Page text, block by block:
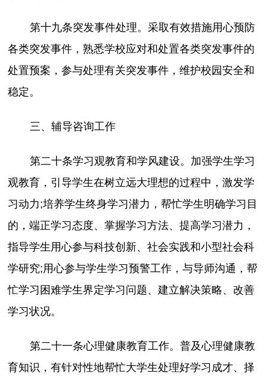
第十九条突发事件处理。采取有效措施用心预防
各类突发事件，熟悉学校应对和处置各类突发事件的
处置预案，参与处理有关突发事件，维护校园安全和
稳定。
三、辅导咨询工作
第二十条学习观教育和学风建设。加强学生学习
观教育，引导学生在树立远大理想的过程中，激发学
习动力;培养学生终身学习潜力，帮忙学生明确学习目
的，端正学习态度、掌握学习方法、提高学习潜力，
指导学生用心参与科技创新、社会实践和小型社会科
学研究;用心参与学生学习预警工作，与导师沟通，帮
忙学习困难学生界定学习问题、建立解决策略、改善
学习状况。
第二十一条心理健康教育工作。普及心理健康教
育知识，有针对性地帮忙大学生处理好学习成才、择